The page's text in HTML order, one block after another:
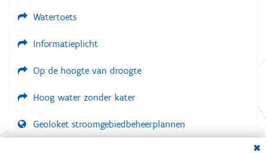
Watertoets
Informatieplicht
Op de hoogte van droogte
Hoog water zonder kater
Geoloket stroomgebiedbeheerplannen